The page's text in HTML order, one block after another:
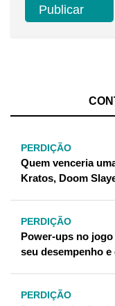
PERDIÇÃO
Quem venceria
Kratos, Doom
PERDIÇÃO
Power-ups no
seu desempenho
PERDIÇÃO